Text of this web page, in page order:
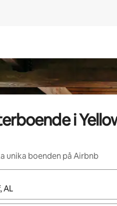
i
unika boenden på Airbnb
är tillgängliga kan du navigera